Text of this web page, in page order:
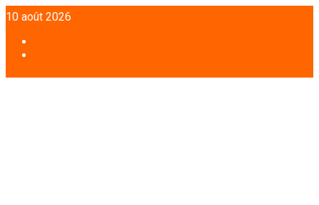
Aller
au
contenu
10 août 2026